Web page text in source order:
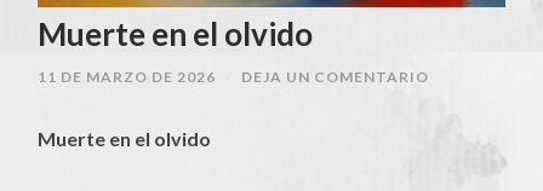
Muerte en el olvido
11 DE MARZO DE 2026 DEJA UN COMENTARIO
Muerte en el olvido